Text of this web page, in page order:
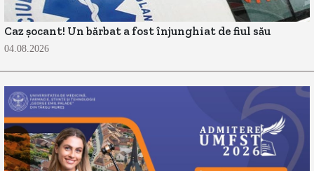
Caz șocant! Un bărbat a fost înjunghiat de fiul său
04.08.2026